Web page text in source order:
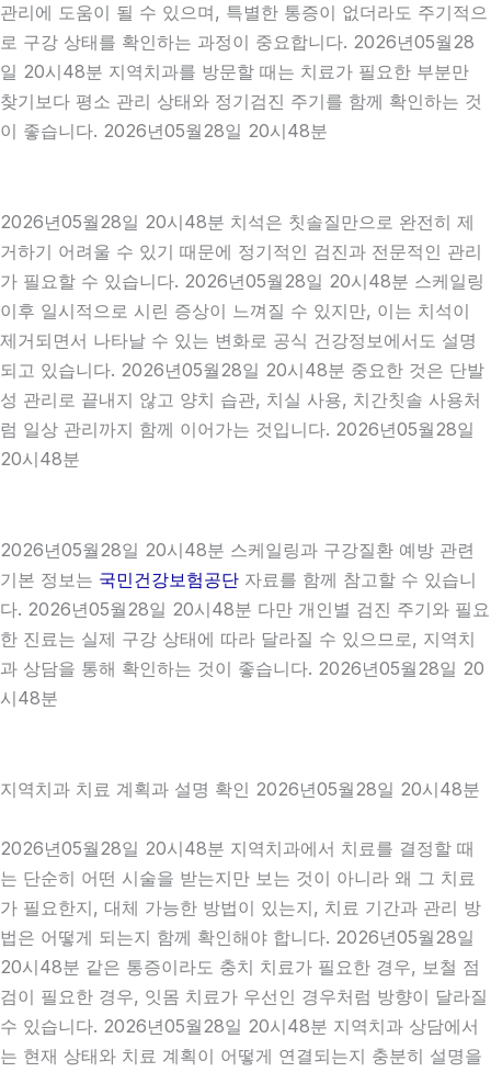
관리에 도움이 될 수 있으며, 특별한 통증이 없더라도 주기적으
로 구강 상태를 확인하는 과정이 중요합니다. 2026년05월28
일 20시48분 지역치과를 방문할 때는 치료가 필요한 부분만
찾기보다 평소 관리 상태와 정기검진 주기를 함께 확인하는 것
이 좋습니다. 2026년05월28일 20시48분
2026년05월28일 20시48분 치석은 칫솔질만으로 완전히 제
거하기 어려울 수 있기 때문에 정기적인 검진과 전문적인 관리
가 필요할 수 있습니다. 2026년05월28일 20시48분 스케일링
이후 일시적으로 시린 증상이 느껴질 수 있지만, 이는 치석이
제거되면서 나타날 수 있는 변화로 공식 건강정보에서도 설명
되고 있습니다. 2026년05월28일 20시48분 중요한 것은 단발
성 관리로 끝내지 않고 양치 습관, 치실 사용, 치간칫솔 사용처
럼 일상 관리까지 함께 이어가는 것입니다. 2026년05월28일
20시48분
2026년05월28일 20시48분 스케일링과 구강질환 예방 관련
기본 정보는 국민건강보험공단 자료를 함께 참고할 수 있습니
다. 2026년05월28일 20시48분 다만 개인별 검진 주기와 필요
한 진료는 실제 구강 상태에 따라 달라질 수 있으므로, 지역치
과 상담을 통해 확인하는 것이 좋습니다. 2026년05월28일 20
시48분
지역치과 치료 계획과 설명 확인 2026년05월28일 20시48분
2026년05월28일 20시48분 지역치과에서 치료를 결정할 때
는 단순히 어떤 시술을 받는지만 보는 것이 아니라 왜 그 치료
가 필요한지, 대체 가능한 방법이 있는지, 치료 기간과 관리 방
법은 어떻게 되는지 함께 확인해야 합니다. 2026년05월28일
20시48분 같은 통증이라도 충치 치료가 필요한 경우, 보철 점
검이 필요한 경우, 잇몸 치료가 우선인 경우처럼 방향이 달라질
수 있습니다. 2026년05월28일 20시48분 지역치과 상담에서
는 현재 상태와 치료 계획이 어떻게 연결되는지 충분히 설명을